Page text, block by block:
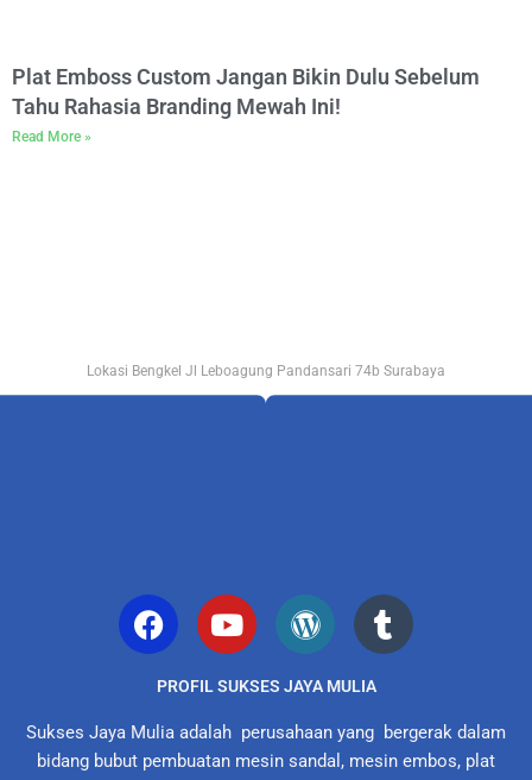
Plat Emboss Custom Jangan Bikin Dulu Sebelum
Tahu Rahasia Branding Mewah Ini!
Read More »
Lokasi Bengkel Jl Leboagung Pandansari 74b Surabaya
PROFIL SUKSES JAYA MULIA
Sukses Jaya Mulia adalah perusahaan yang bergerak dalam
bidang bubut pembuatan mesin sandal, mesin embos, plat